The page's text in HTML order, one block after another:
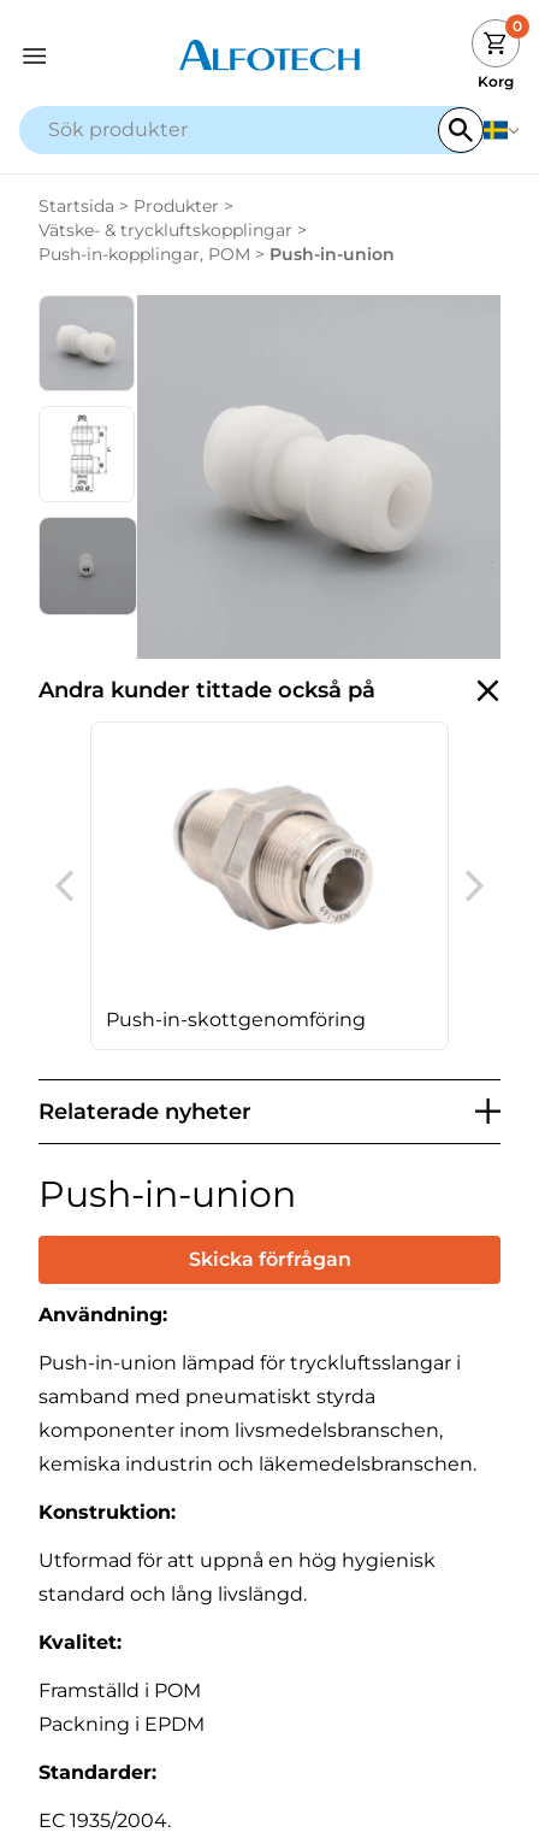
0
Korg
Startsida > Produkter >
Vätske- & tryckluftskopplingar >
Push-in-kopplingar, POM > Push-in-union
Andra kunder tittade också på
Push-in-skottgenomföring
Relaterade nyheter
Push-in-union
Skicka förfrågan
Användning:
Push-in-union lämpad för tryckluftsslangar i
samband med pneumatiskt styrda
komponenter inom livsmedelsbranschen,
kemiska industrin och läkemedelsbranschen.
Konstruktion:
Utformad för att uppnå en hög hygienisk
standard och lång livslängd.
Kvalitet:
Framställd i POM
Packning i EPDM
Standarder:
EC 1935/2004.